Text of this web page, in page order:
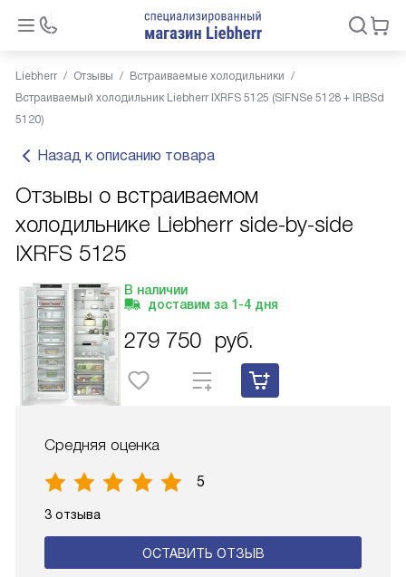
Liebherr Отзывы
Встраиваемые холодильники
Встраиваемый холодильник Liebherr IXRFS 5125 (SIFNSe 5128 + IRBSd
5120)
Назад к описанию товара
Отзывы о встраиваемом
холодильнике Liebherr side-by-side
IXRFS 5125
В наличии
доставим за 1-4 дня
279 750 руб.
Средняя оценка
5
3 отзыва
ОСТАВИТЬ ОТЗЫВ